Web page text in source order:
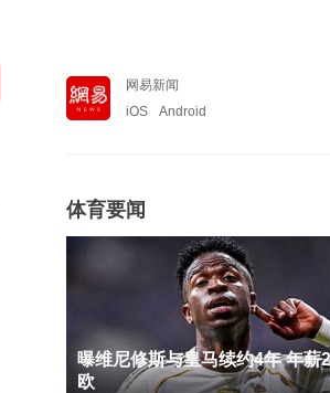
网易新闻
iOS
Android
体育要闻
曝维尼修斯与皇马续约4年 年薪
欧